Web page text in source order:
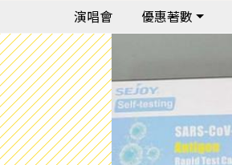
演唱會 優惠著數